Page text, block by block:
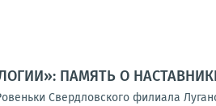
ПАМЯТЬ О
Свердловского филиала